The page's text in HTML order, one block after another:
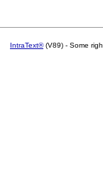
IntraText®(V89) - Some